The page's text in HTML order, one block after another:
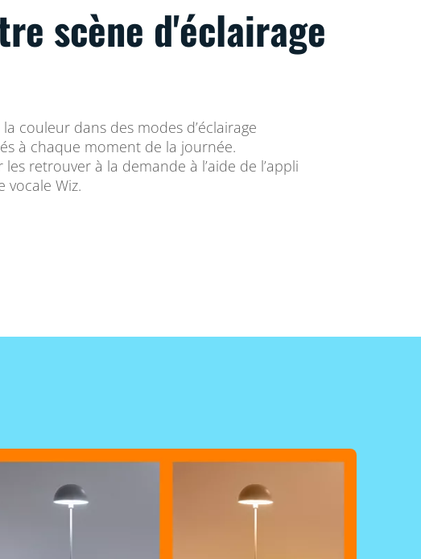
scène d'éclairage
couleur dans des modes d’éclairage
à chaque moment de la journée.
retrouver à la demande à l’aide de l’appli
vocale Wiz.